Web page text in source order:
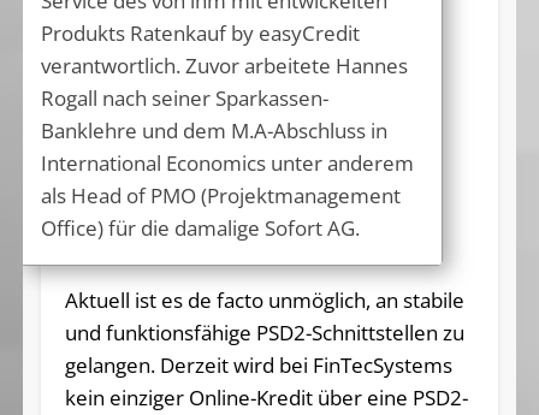
Produkts Ratenkauf by easyCredit
verantwortlich. Zuvor arbeitete Hannes
Rogall nach seiner Sparkassen-
Banklehre und dem M.A-Abschluss in
International Economics unter anderem
als Head of PMO (Projektmanagement
Office) für die damalige Sofort AG.
Aktuell ist es de facto unmöglich, an stabile
und funktionsfähige PSD2-Schnittstellen zu
gelangen. Derzeit wird bei FinTecSystems
kein einziger Online-Kredit über eine PSD2-